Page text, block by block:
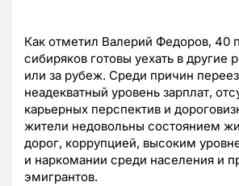
Как отметил Валерий Федоров, 40
сибиряков готовы уехать в другие
или за рубеж. Среди причин
неадекватный уровень зарплат,
карьерных перспектив и
жители недовольны состоянием
дорог, коррупцией, высоким
и наркомании среди населения и
эмигрантов.